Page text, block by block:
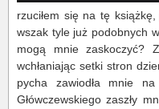
rzuciłem się na tę
wszak tyle już podobnych
mogą mnie zaskoczyć?
wchłaniając setki stron
pycha zawiodła mnie
Główczewskiego zaszły